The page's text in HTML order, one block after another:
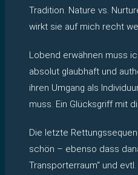
Tradition. Nature vs.
wirkt sie auf mich recht
Lobend erwähnen muss
absolut glaubhaft und
ihren Umgang als
muss. Ein Glücksgriff mit
Die letzte
schön – ebenso dass
Transporterraum“ und